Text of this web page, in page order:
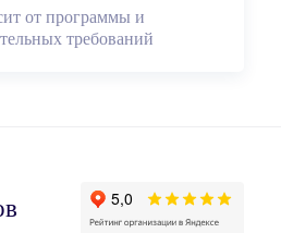
от программы и
требований